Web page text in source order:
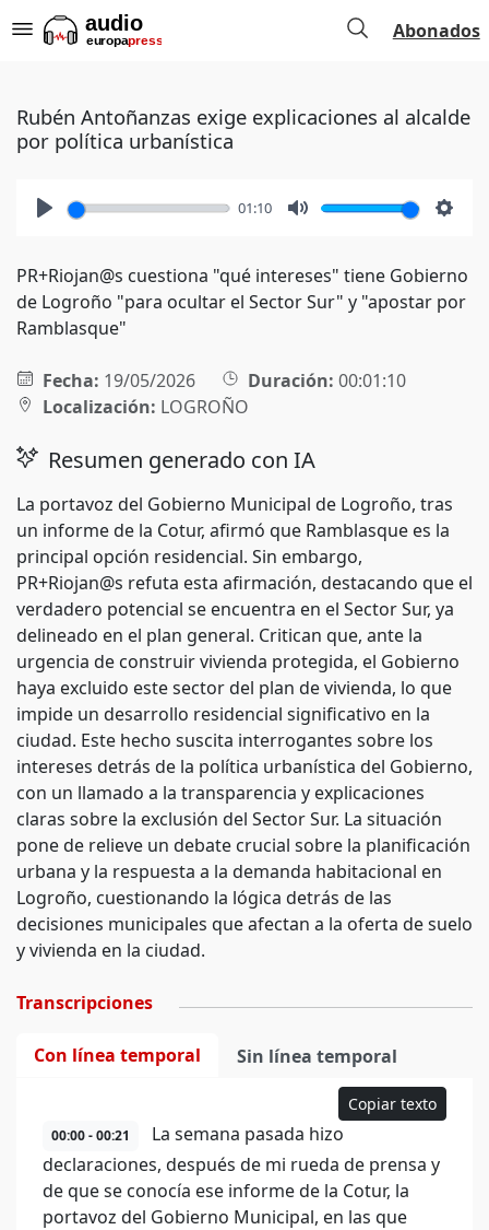
Abonados
Rubén Antoñanzas exige explicaciones al alcalde
por política urbanística
01:10
PR+Riojan@s cuestiona "qué intereses" tiene Gobierno
de Logroño "para ocultar el Sector Sur" y "apostar por
Ramblasque"
Fecha: 19/05/2026 Duración: 00:01:10
Localización: LOGROÑO
Resumen generado con IA
La portavoz del Gobierno Municipal de Logroño, tras
un informe de la Cotur, afirmó que Ramblasque es la
principal opción residencial. Sin embargo,
PR+Riojan@s refuta esta afirmación, destacando que el
verdadero potencial se encuentra en el Sector Sur, ya
delineado en el plan general. Critican que, ante la
urgencia de construir vivienda protegida, el Gobierno
haya excluido este sector del plan de vivienda, lo que
impide un desarrollo residencial significativo en la
ciudad. Este hecho suscita interrogantes sobre los
intereses detrás de la política urbanística del Gobierno,
con un llamado a la transparencia y explicaciones
claras sobre la exclusión del Sector Sur. La situación
pone de relieve un debate crucial sobre la planificación
urbana y la respuesta a la demanda habitacional en
Logroño, cuestionando la lógica detrás de las
decisiones municipales que afectan a la oferta de suelo
y vivienda en la ciudad.
Transcripciones
Con línea temporal Sin línea temporal
Copiar texto
00:00 - 00:21
La semana pasada hizo
declaraciones, después de mi rueda de prensa y
de que se conocía ese informe de la Cotur, la
portavoz del Gobierno Municipal, en las que